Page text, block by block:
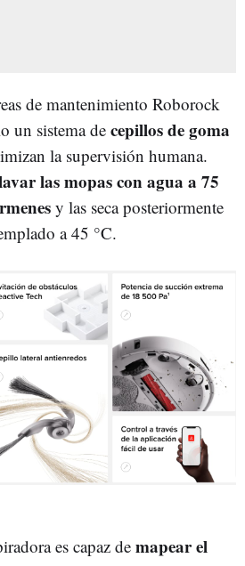
de mantenimiento Roborock
un sistema de cepillos de goma
la supervisión humana.
las mopas con agua a 75
y las seca posteriormente
a 45 °C.
es capaz de mapear el